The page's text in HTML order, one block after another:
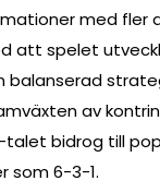
med fler
att spelet
balanserad
av
talet bidrog till
som 6-3-1.